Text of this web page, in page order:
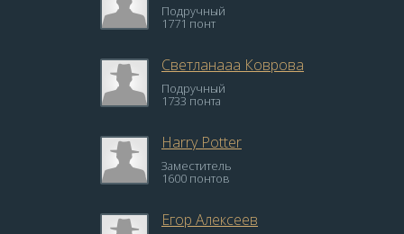
Подручный
1771 понт
Светланааа Коврова
Подручный
1733 понта
Harry Potter
Заместитель
1600 понтов
Егор Алексеев